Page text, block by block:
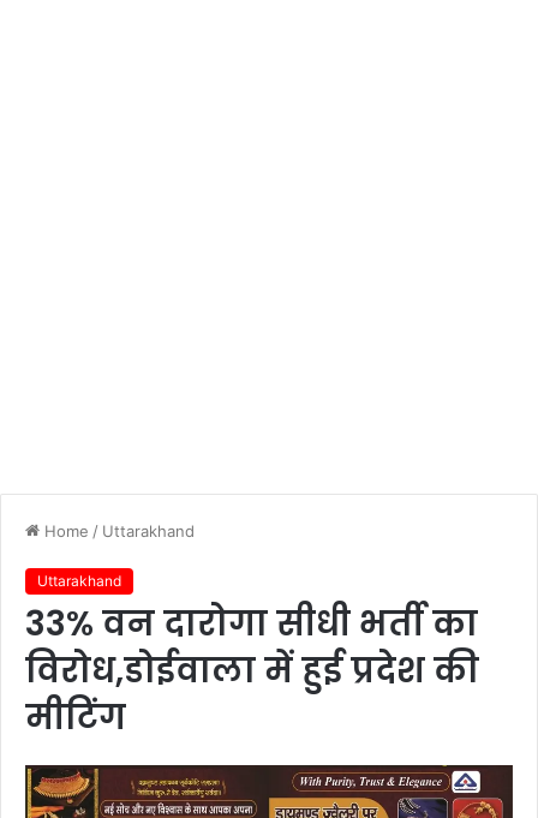
Home / Uttarakhand
Uttarakhand
33% वन दारोगा सीधी भर्ती का
विरोध,डोईवाला में हुई प्रदेश की
मीटिंग